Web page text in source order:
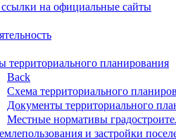
на официальные сайты
территориального планирования
Back
Схема территориального
Документы территориального
Местные нормативы
и застройки